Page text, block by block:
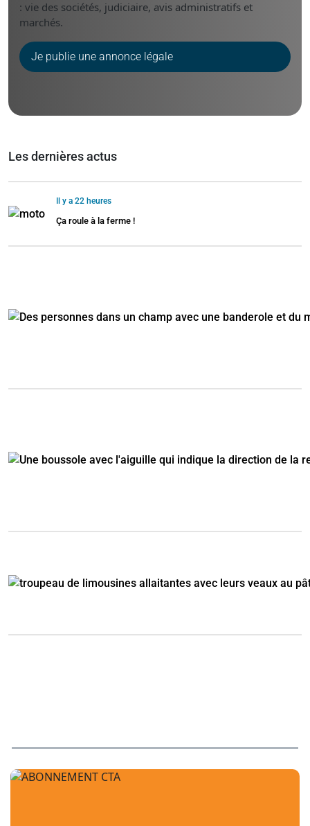
: vie des sociétés, judiciaire, avis administratifs et
marchés.
Je publie une annonce légale
Les dernières actus
Il y a 22 heures
Ça roule à la ferme !